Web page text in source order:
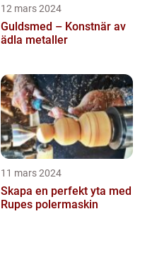
12 mars 2024
Guldsmed – Konstnär av
ädla metaller
11 mars 2024
Skapa en perfekt yta med
Rupes polermaskin